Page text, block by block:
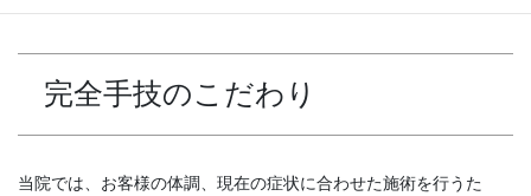
完全手技のこだわり
当院では、お客様の体調、現在の症状に合わせた施術を行うた